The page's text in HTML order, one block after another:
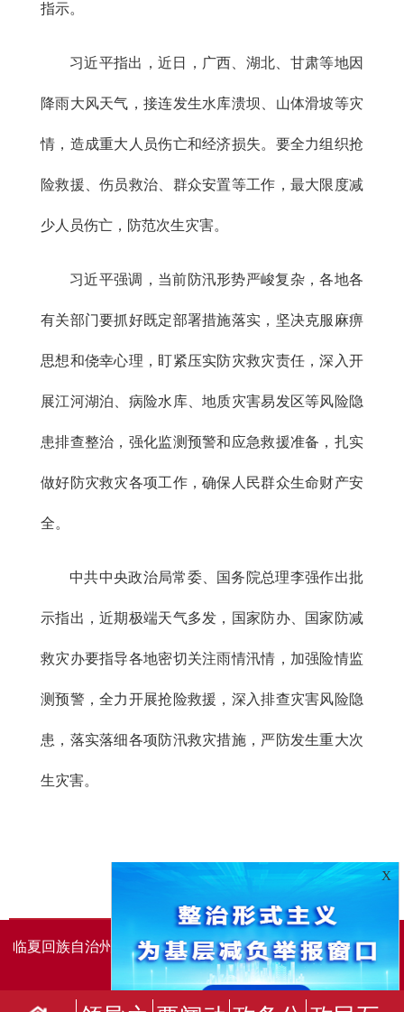
指示。
习近平指出，近日，广西、湖北、甘肃等地因
降雨大风天气，接连发生水库溃坝、山体滑坡等灾
情，造成重大人员伤亡和经济损失。要全力组织抢
险救援、伤员救治、群众安置等工作，最大限度减
少人员伤亡，防范次生灾害。
习近平强调，当前防汛形势严峻复杂，各地各
有关部门要抓好既定部署措施落实，坚决克服麻痹
思想和侥幸心理，盯紧压实防灾救灾责任，深入开
展江河湖泊、病险水库、地质灾害易发区等风险隐
患排查整治，强化监测预警和应急救援准备，扎实
做好防灾救灾各项工作，确保人民群众生命财产安
全。
中共中央政治局常委、国务院总理李强作出批
示指出，近期极端天气多发，国家防办、国家防减
救灾办要指导各地密切关注雨情汛情，加强险情监
测预警，全力开展抢险救援，深入排查灾害风险隐
患，落实落细各项防汛救灾措施，严防发生重大次
生灾害。
临夏回族自治州人民政府办公室主办 临夏回族自治州人民政
府信息中心承办
X